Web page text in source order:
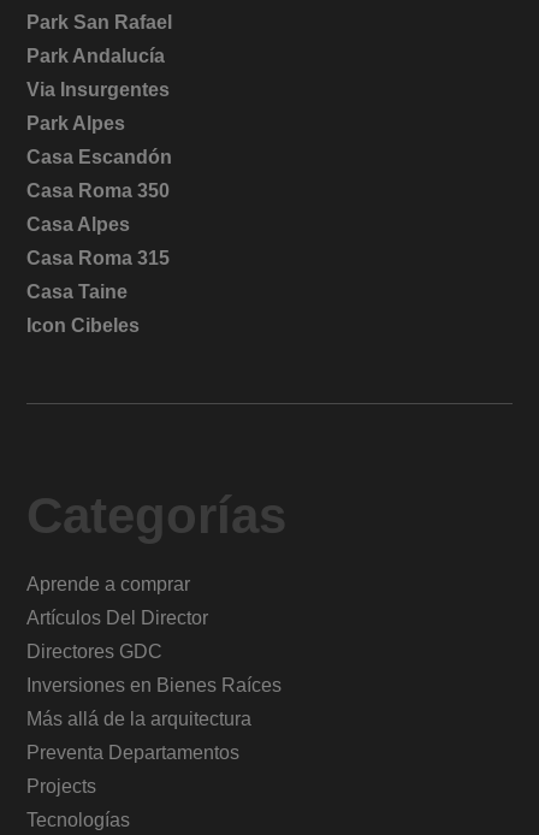
Park San Rafael
Park Andalucía
Via Insurgentes
Park Alpes
Casa Escandón
Casa Roma 350
Casa Alpes
Casa Roma 315
Casa Taine
Icon Cibeles
Categorías
Aprende a comprar
Artículos Del Director
Directores GDC
Inversiones en Bienes Raíces
Más allá de la arquitectura
Preventa Departamentos
Projects
Tecnologías